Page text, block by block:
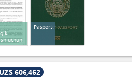
uchun
Pasport
UZS 606,462